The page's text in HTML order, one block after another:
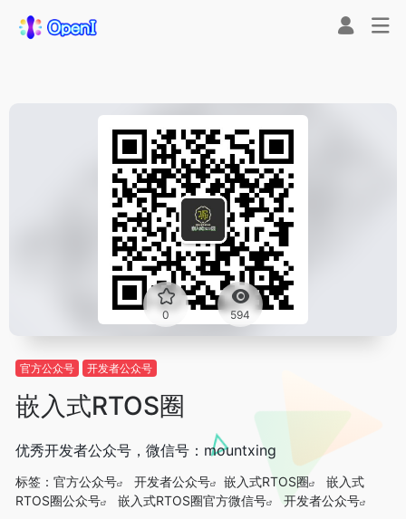
0 594
官方公众号 开发者公众号
嵌入式RTOS圈
优秀开发者公众号，微信号：mountxing
标签： 官方公众号 开发者公众号 嵌入式RTOS圈
嵌入式
RTOS圈公众号
嵌入式RTOS圈官方微信号 开发者公众号